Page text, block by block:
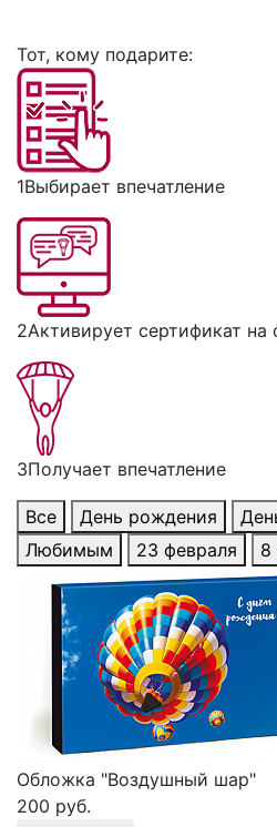
Тот, кому подарите:
1Выбирает впечатление
2Активирует сертификат на
3Получает впечатление
Все День рождения
Любимым
23 февраля 8
Обложка "Воздушный шар"
200 руб.